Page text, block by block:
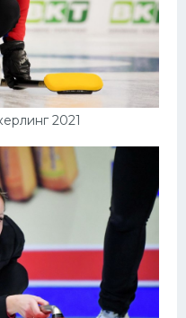
2021